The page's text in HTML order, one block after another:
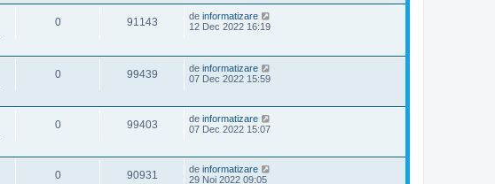
0 91143 de informatizare
12 Dec 2022 16:19
0 99439 de informatizare
07 Dec 2022 15:59
0 99403 de informatizare
07 Dec 2022 15:07
0 90931 de informatizare
29 Noi 2022 09:05